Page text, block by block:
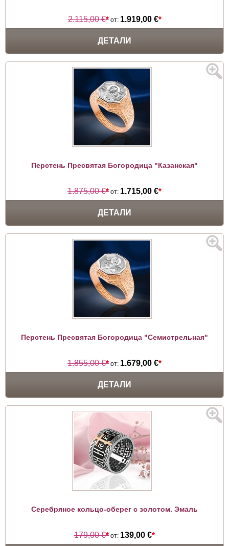
2.115,00 €*от: 1.919,00 €*
ДЕТАЛИ
Перстень Пресвятая Богородица "Казанская"
1.875,00 €* от: 1.715,00 €*
ДЕТАЛИ
Перстень Пресвятая Богородица "Семистрельная"
1.855,00 €* от: 1.679,00 €*
ДЕТАЛИ
Серебряное кольцо-оберег с золотом. Эмаль
179,00 €* от: 139,00 €*